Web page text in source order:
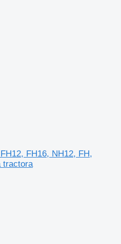
FH16, NH12, FH,
tractora